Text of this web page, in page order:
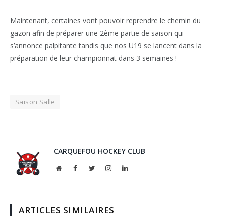
Maintenant, certaines vont pouvoir reprendre le chemin du
gazon afin de préparer une 2ème partie de saison qui
s’annonce palpitante tandis que nos U19 se lancent dans la
préparation de leur championnat dans 3 semaines !
Saison Salle
CARQUEFOU HOCKEY CLUB
WebsiteFacebookTwitterInstagramLinkedIn
ARTICLES SIMILAIRES